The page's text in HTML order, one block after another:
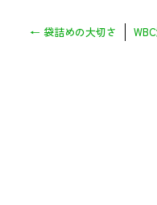
← 袋詰めの大切さ